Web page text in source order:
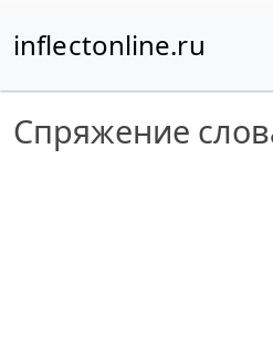
inflectonline.ru
Спряжение